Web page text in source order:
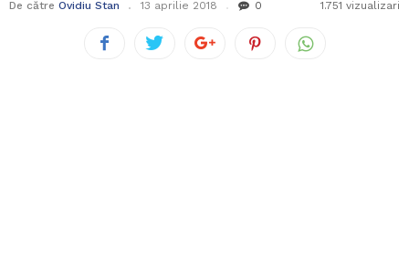
De către Ovidiu Stan 13 aprilie 2018 0 1.751 vizualizari